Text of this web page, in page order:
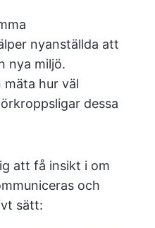
nyanställda att
nya miljö.
hur väl
dessa
att få insikt i om
och
sätt: